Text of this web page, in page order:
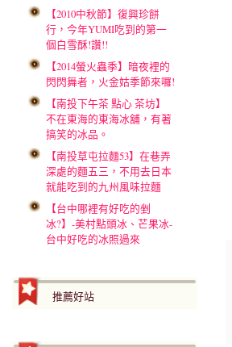
【2010中秋節】復興珍餅
行，今年YUMI吃到的第一
個白雪酥!讚!!
【2014螢火蟲季】暗夜裡的
閃閃舞者，火金姑季節來囉!
【南投下午茶 點心 茶坊】
不在東海的東海冰舖，有著
搞笑的冰品。
【南投草屯拉麵53】在巷弄
深處的麵五三，不用去日本
就能吃到的九州風味拉麵
【台中哪裡有好吃的剉
冰?】-美村點頭冰、芒果冰-
台中好吃的冰照過來
推薦好站